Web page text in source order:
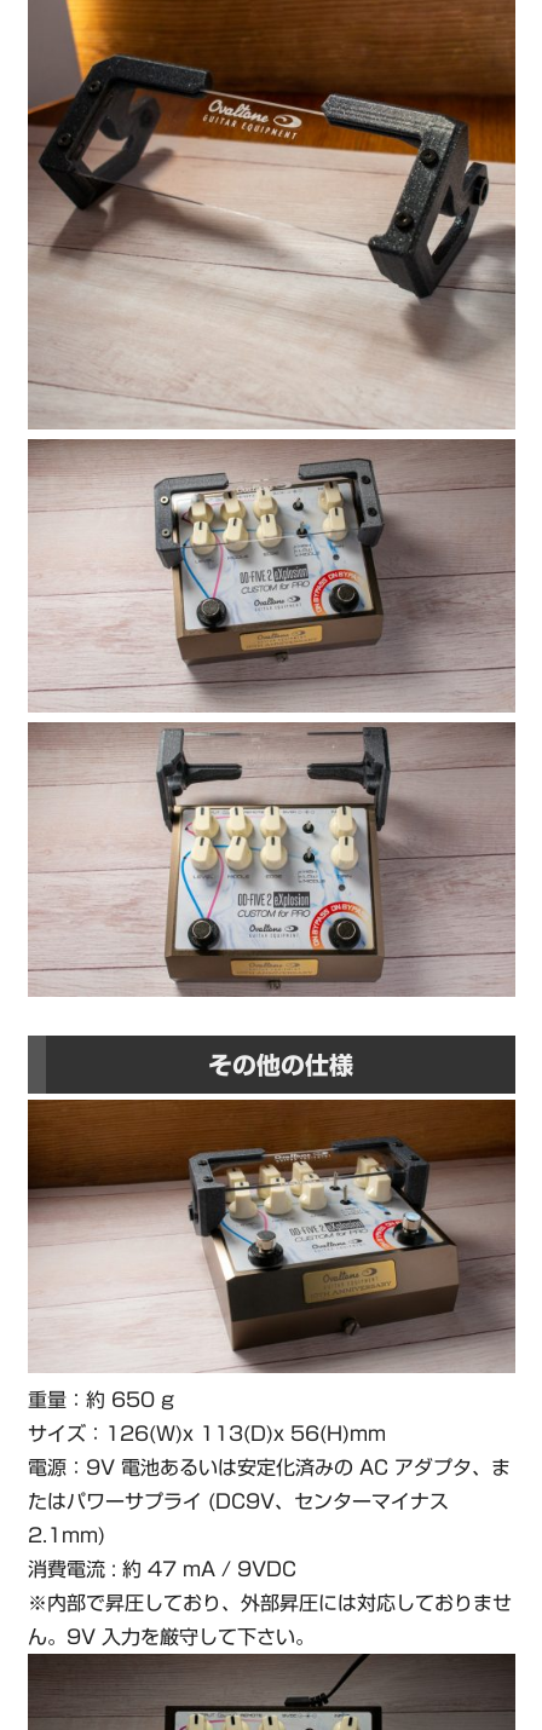
その他の仕様
重量：約 650 g
サイズ：126(W)x 113(D)x 56(H)mm
電源：9V 電池あるいは安定化済みの AC アダプタ、ま
たはパワーサプライ (DC9V、センターマイナス
2.1mm)
消費電流 : 約 47 mA / 9VDC
※内部で昇圧しており、外部昇圧には対応しておりませ
ん。9V 入力を厳守して下さい。